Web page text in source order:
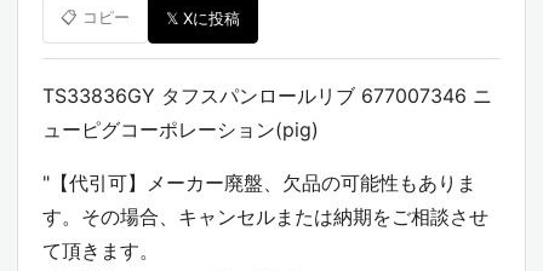
📋 コピー 𝕏 Xに投稿
TS33836GY タフスパンロールリブ 677007346 ニ
ューピグコーポレーション(pig)
"【代引可】メーカー廃盤、欠品の可能性もありま
す。その場合、キャンセルまたは納期をご相談させ
て頂きます。